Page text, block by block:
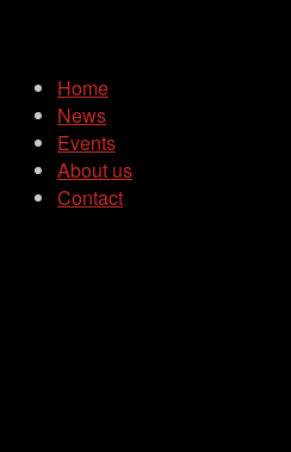
Home
News
Events
About us
Contact